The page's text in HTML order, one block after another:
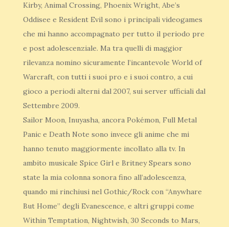
Kirby, Animal Crossing, Phoenix Wright, Abe’s
Oddisee e Resident Evil sono i principali videogames
che mi hanno accompagnato per tutto il periodo pre
e post adolescenziale. Ma tra quelli di maggior
rilevanza nomino sicuramente l’incantevole World of
Warcraft, con tutti i suoi pro e i suoi contro, a cui
gioco a periodi alterni dal 2007, sui server ufficiali dal
Settembre 2009.
Sailor Moon, Inuyasha, ancora Pokémon, Full Metal
Panic e Death Note sono invece gli anime che mi
hanno tenuto maggiormente incollato alla tv. In
ambito musicale Spice Girl e Britney Spears sono
state la mia colonna sonora fino all’adolescenza,
quando mi rinchiusi nel Gothic/Rock con “Anywhare
But Home” degli Evanescence, e altri gruppi come
Within Temptation, Nightwish, 30 Seconds to Mars,